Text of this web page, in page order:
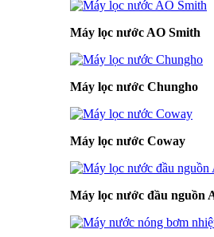
Máy lọc nước AO Smith
Máy lọc nước Chungho
Máy lọc nước Coway
Máy lọc nước đầu nguồn